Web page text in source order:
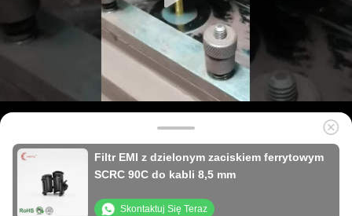
Filtr EMI z dzielonym zaciskiem ferrytowym
SCRC 90C do kabli 8,5 mm
Skontaktuj Się Teraz